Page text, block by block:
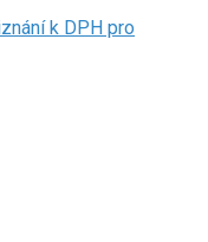
k DPH pro